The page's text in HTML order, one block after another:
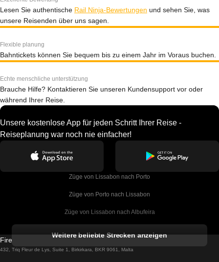
Lesen Sie authentische Rail Ninja-Bewertungen und sehen Sie, was
unsere Reisenden über uns sagen.
Flexible planung
Bahntickets können Sie bequem bis zu einem Jahr im Voraus buchen.
Echte menschliche unterstützung
Brauche Hilfe? Kontaktieren Sie unseren Kundensupport vor oder
während Ihrer Reise.
Unsere kostenlose App für jeden Schritt Ihrer Reise -
Reiseplanung war noch nie einfacher!
Züge von Lissabon nach Porto
Züge von Porto nach Lissabon
Züge von Lissabon nach Albufeira
Züge von Lissabon nach Lagos
Weitere beliebte Strecken anzeigen
Firebird GT Limited (OC 1451)
432, Triq Fleur de Lys, Suite 1, Birkirkara, BKR 9061, Malta